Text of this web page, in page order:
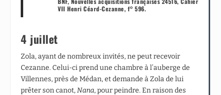
VII Henri Céard-Cezanne, f° 596.
4 juillet
Zola, ayant de nombreux invités, ne peut recevoir
Cezanne. Celui-ci prend une chambre à l’auberge de
Villennes, près de Médan, et demande à Zola de lui
prêter son canot,Nana, pour peindre. En raison des